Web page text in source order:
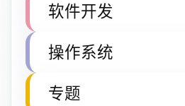
软件开发
操作系统
专题